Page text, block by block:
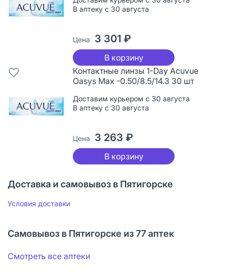
В аптеку с 30 августа
Цена 3 301 ₽
В корзину
Контактные линзы 1-Day Acuvue
Oasys Max -0.50/8.5/14.3 30 шт
Доставим курьером с 30 августа
В аптеку с 30 августа
Цена 3 263 ₽
В корзину
Доставка и самовывоз в Пятигорске
Условия доставки
Самовывоз в Пятигорске из 77 аптек
Смотреть все аптеки